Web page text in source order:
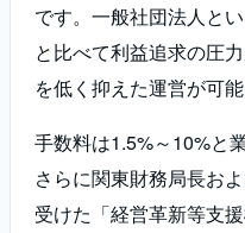
です。一般社団法人と
と比べて利益追求の圧
を低く抑えた運営が可
手数料は1.5%～10%と
さらに関東財務局長お
受けた「経営革新等支